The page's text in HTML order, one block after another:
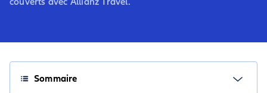
Sommaire